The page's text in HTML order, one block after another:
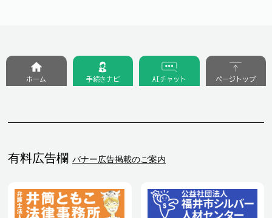
有料広告欄 バナー広告掲載のご案内
ホーム 手続きナビ AIチャット ページトップ